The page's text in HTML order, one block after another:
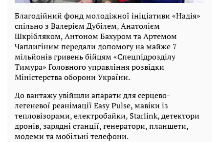
Благодійний фонд молодіжної ініціативи «Надія»
спільно з Валерієм Дубілем, Анатолієм
Шкрібляком, Антоном Бахуром та Артемом
Чаплигіним передали допомогу на майже 7
мільйонів гривень бійцям «Спецпідрозділу
Тимура» Головного управління розвідки
Міністерства оборони України.
До вантажу увійшли апарати для серцево-
легеневої реанімації Easy Pulse, мавіки із
тепловізорами, електробайки, Starlink, детектори
дронів, зарядні станції, генератори, планшети,
модеми та мобільні телефони.